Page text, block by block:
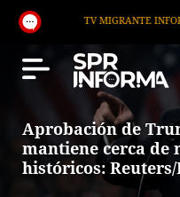
TV MIGRANTE INFORMA
Aprobación de
mantiene cerca de
históricos: Reuters/